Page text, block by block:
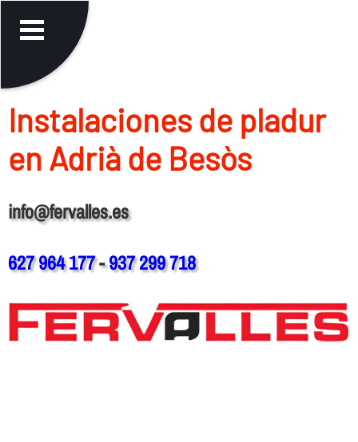
Instalaciones de pladur
en Adrià de Besòs
info@fervalles.es
627 964 177-937 299 718